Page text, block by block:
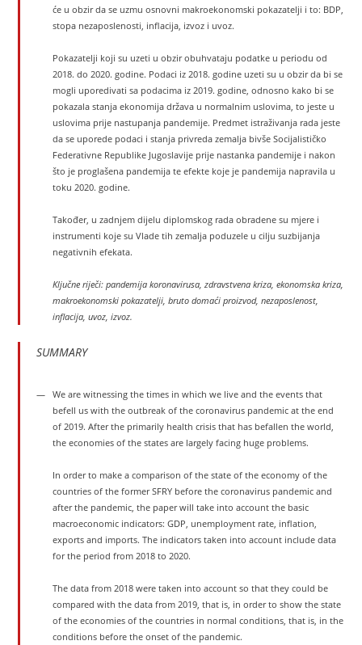
će u obzir da se uzmu osnovni makroekonomski pokazatelji i to: BDP,
stopa nezaposlenosti, inflacija, izvoz i uvoz.
Pokazatelji koji su uzeti u obzir obuhvataju podatke u periodu od
2018. do 2020. godine. Podaci iz 2018. godine uzeti su u obzir da bi se
mogli uporedivati sa podacima iz 2019. godine, odnosno kako bi se
pokazala stanja ekonomija država u normalnim uslovima, to jeste u
uslovima prije nastupanja pandemije. Predmet istraživanja rada jeste
da se uporede podaci i stanja privreda zemalja bivše Socijalističko
Federativne Republike Jugoslavije prije nastanka pandemije i nakon
što je proglašena pandemija te efekte koje je pandemija napravila u
toku 2020. godine.
Također, u zadnjem dijelu diplomskog rada obradene su mjere i
instrumenti koje su Vlade tih zemalja poduzele u cilju suzbijanja
negativnih efekata.
Ključne riječi: pandemija koronavirusa, zdravstvena kriza, ekonomska kriza,
makroekonomski pokazatelji, bruto domaći proizvod, nezaposlenost,
inflacija, uvoz, izvoz.
SUMMARY
We are witnessing the times in which we live and the events that
befell us with the outbreak of the coronavirus pandemic at the end
of 2019. After the primarily health crisis that has befallen the world,
the economies of the states are largely facing huge problems.
In order to make a comparison of the state of the economy of the
countries of the former SFRY before the coronavirus pandemic and
after the pandemic, the paper will take into account the basic
macroeconomic indicators: GDP, unemployment rate, inflation,
exports and imports. The indicators taken into account include data
for the period from 2018 to 2020.
The data from 2018 were taken into account so that they could be
compared with the data from 2019, that is, in order to show the state
of the economies of the countries in normal conditions, that is, in the
conditions before the onset of the pandemic.